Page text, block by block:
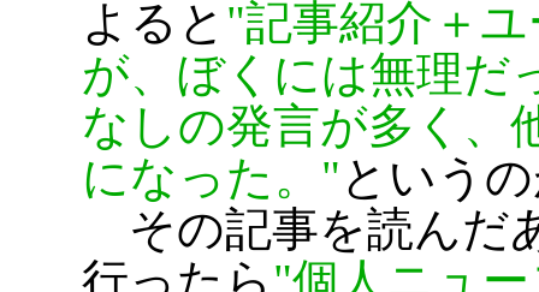
よると 記事紹介＋
が、ぼくには無理だ
なしの発言が多く、
になった。
という
その記事を読んだ
行ったら 個人ニュ